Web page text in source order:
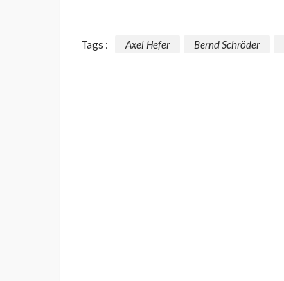
Tags : Axel Hefer Bernd Schröder